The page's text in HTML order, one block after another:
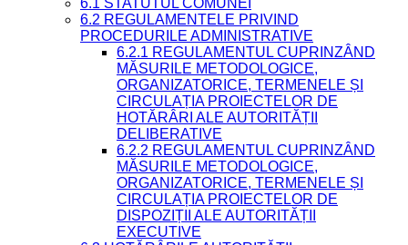
6.2 REGULAMENTELE PRIVIND
PROCEDURILE ADMINISTRATIVE
6.2.1 REGULAMENTUL CUPRINZÂND
MĂSURILE METODOLOGICE,
ORGANIZATORICE, TERMENELE ȘI
CIRCULAȚIA PROIECTELOR DE
HOTĂRÂRI ALE AUTORITĂȚII
DELIBERATIVE
6.2.2 REGULAMENTUL CUPRINZÂND
MĂSURILE METODOLOGICE,
ORGANIZATORICE, TERMENELE ȘI
CIRCULAȚIA PROIECTELOR DE
DISPOZIȚII ALE AUTORITĂȚII
EXECUTIVE